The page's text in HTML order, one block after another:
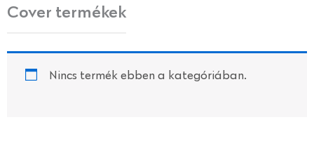
Cover termékek
Nincs termék ebben a kategóriában.